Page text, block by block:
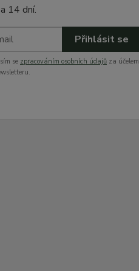
14 dní.
Přihlásit se
se zpracováním osobních údajů za účelem